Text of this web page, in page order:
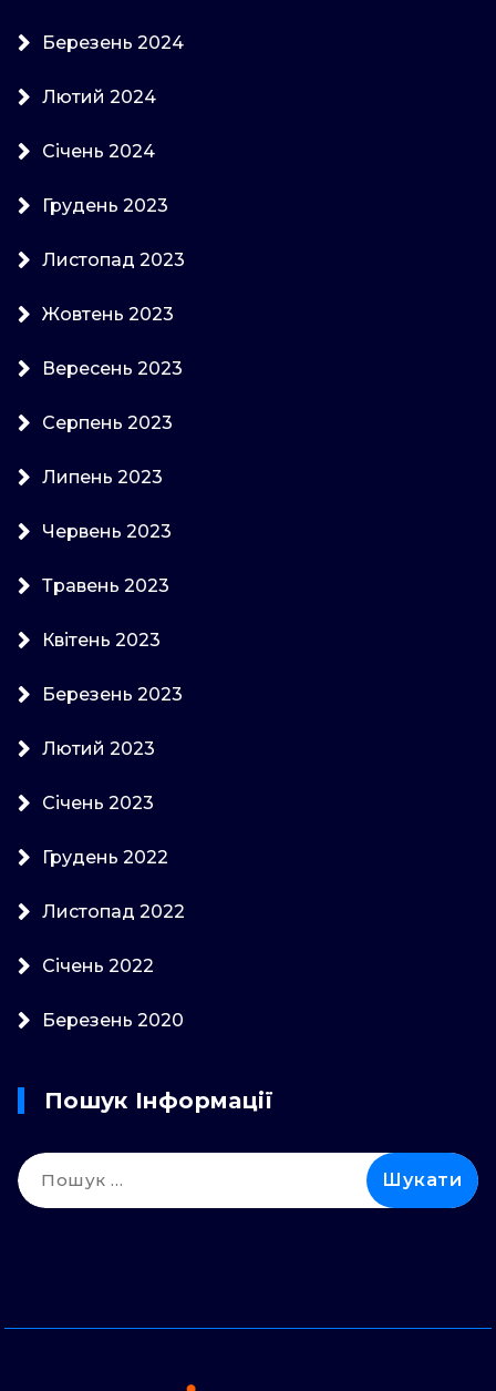
Березень 2024
Лютий 2024
Січень 2024
Грудень 2023
Листопад 2023
Жовтень 2023
Вересень 2023
Серпень 2023
Липень 2023
Червень 2023
Травень 2023
Квітень 2023
Березень 2023
Лютий 2023
Січень 2023
Грудень 2022
Листопад 2022
Січень 2022
Березень 2020
Пошук Інформації
Пошук: